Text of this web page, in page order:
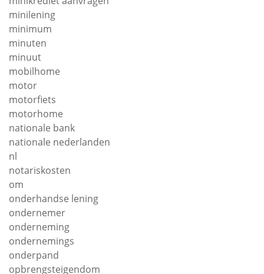
minilening
minimum
minuten
minuut
mobilhome
motor
motorfiets
motorhome
nationale bank
nationale nederlanden
nl
notariskosten
om
onderhandse lening
ondernemer
onderneming
ondernemings
onderpand
opbrengsteigendom